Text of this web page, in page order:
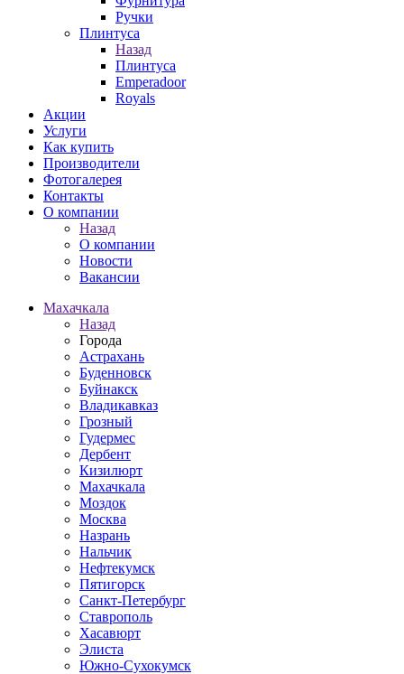
Ручки
Плинтуса
Назад
Плинтуса
Emperadoor
Royals
Акции
Услуги
Как купить
Производители
Фотогалерея
Контакты
О компании
Назад
О компании
Новости
Вакансии
Махачкала
Назад
Города
Астрахань
Буденновск
Буйнакск
Владикавказ
Грозный
Гудермес
Дербент
Кизилюрт
Махачкала
Моздок
Москва
Назрань
Нальчик
Нефтекумск
Пятигорск
Санкт-Петербург
Ставрополь
Хасавюрт
Элиста
Южно-Сухокумск